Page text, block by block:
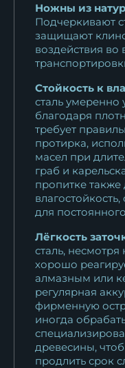
Ножны из
Подчеркивают
защищают
воздействия во
Стойкость к
сталь
благодаря
требует
протирка,
масел при
граб и
пропитке
для
Лёгкость
сталь, несмотря
хорошо
алмазным или
регулярная
фирменную
иногда
древесины,
продлить срок